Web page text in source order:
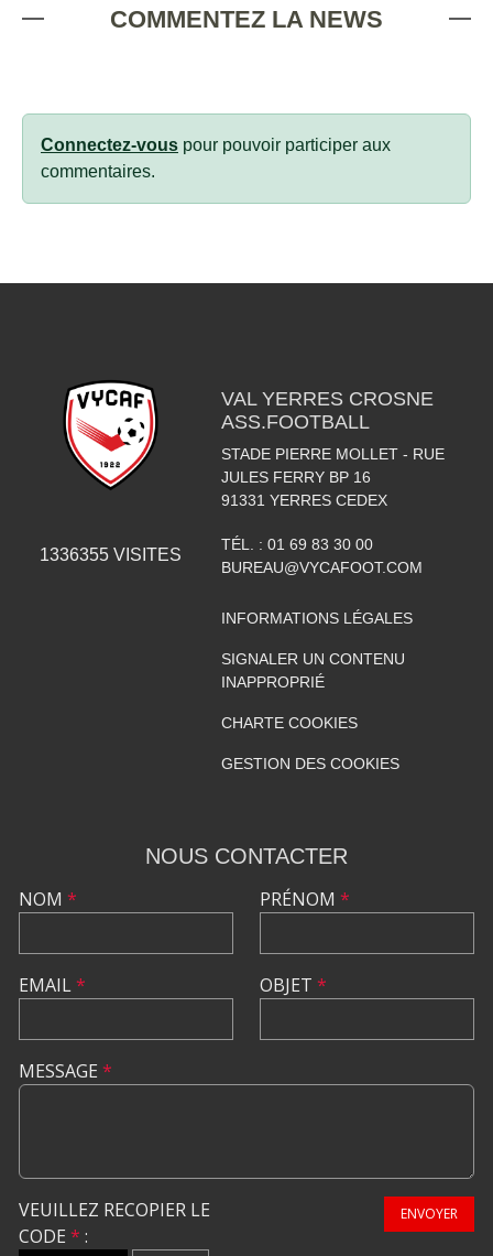
COMMENTEZ LA NEWS
Connectez-vous pour pouvoir participer aux
commentaires.
1336355VISITES
VAL YERRES CROSNE
ASS.FOOTBALL
STADE PIERRE MOLLET - RUE
JULES FERRY BP 16
91331 YERRES CEDEX
TÉL. : 01 69 83 30 00
BUREAU@VYCAFOOT.COM
INFORMATIONS LÉGALES
SIGNALER UN CONTENU
INAPPROPRIÉ
CHARTE COOKIES
GESTION DES COOKIES
NOUS CONTACTER
NOM *
EMAIL*
PRÉNOM *
OBJET *
MESSAGE *
VEUILLEZ RECOPIER LE
CODE * :
ENVOYER